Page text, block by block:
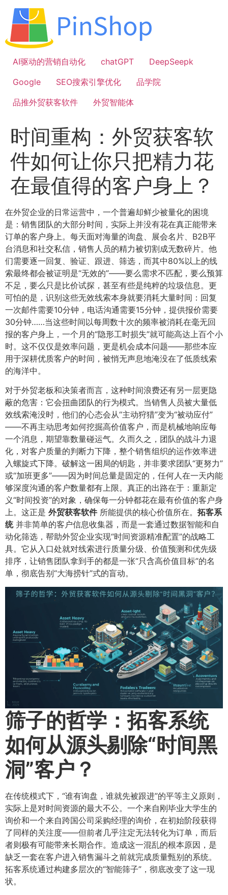
容
AI驱动的营销自动化
chatGPT
DeepSeepk
Google
SEO搜索引擎优化
品学院
品推外贸获客软件
外贸智能体
时间重构：外贸获客软
件如何让你只把精力花
在最值得的客户身上？
在外贸企业的日常运营中，一个普遍却鲜少被量化的困境
是：销售团队的大部分时间，实际上并没有花在真正能带来
订单的客户身上。每天面对海量的询盘、展会名片、B2B平
台消息和社交私信，销售人员的精力被切割成无数碎片。他
们需要逐一回复、验证、跟进、筛选，而其中80%以上的线
索最终都会被证明是“无效的”——要么需求不匹配，要么预算
不足，要么只是比价试探，甚至有些是纯粹的垃圾信息。更
可怕的是，识别这些无效线索本身就要消耗大量时间：回复
一次邮件需要10分钟，电话沟通需要15分钟，提供报价需要
30分钟……当这些时间以每周数十次的频率被消耗在毫无回
报的客户身上，一个月的“隐形工时损失”就可能高达上百个小
时。这不仅仅是效率问题，更是机会成本问题——那些本应
用于深耕优质客户的时间，被悄无声息地淹没在了低质线索
的海洋中。
对于外贸老板和决策者而言，这种时间浪费还有另一层更隐
蔽的危害：它会扭曲团队的行为模式。当销售人员被大量低
效线索淹没时，他们的心态会从“主动狩猎”变为“被动应付”
——不再主动思考如何挖掘高价值客户，而是机械地响应每
一个消息，期望靠数量碰运气。久而久之，团队的战斗力退
化，对客户质量的判断力下降，整个销售组织的运作效率进
入螺旋式下降。破解这一困局的钥匙，并非要求团队“更努力”
或“加班更多”——因为时间总量是固定的，任何人在一天内能
够深度沟通的客户数量都有上限。真正的出路在于：重新定
义“时间投资”的对象，确保每一分钟都花在最有价值的客户身
上。这正是 外贸获客软件所能提供的核心价值所在。​ 拓客系
统并非简单的客户信息收集器，而是一套通过数据智能和自
动化筛选，帮助外贸企业实现“时间资源精准配置”的战略工
具。它从入口处就对线索进行质量分级、价值预测和优先级
排序，让销售团队拿到手的都是一张“只含高价值目标”的名
单，彻底告别“大海捞针”式的盲动。
筛子的哲学：拓客系统
如何从源头剔除“时间黑
洞”客户？​
在传统模式下，“谁有询盘，谁就先被跟进”的平等主义原则，
实际上是对时间资源的最大不公。一个来自刚毕业大学生的
询价和一个来自跨国公司采购经理的询价，在初始阶段获得
了同样的关注度——但前者几乎注定无法转化为订单，而后
者则极有可能带来长期合作。造成这一混乱的根本原因，是
缺乏一套在客户进入销售漏斗之前就完成质量甄别的系统。
拓客系统通过构建多层次的“智能筛子”，彻底改变了这一现
状。